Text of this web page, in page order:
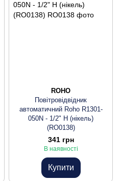
ROHO
Повітровідвідник
автоматичний Roho R1301-
050N - 1/2" Н (нікель)
(RO0138)
341 грн
В наявності
Купити